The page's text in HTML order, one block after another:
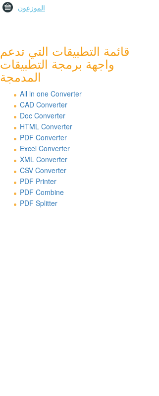
الموزعون
قائمة التطبيقات التي تدعم
واجهة برمجة التطبيقات
المدمجة
All in one Converter
CAD Converter
Doc Converter
HTML Converter
PDF Converter
Excel Converter
XML Converter
CSV Converter
PDF Printer
PDF Combine
PDF Splitter